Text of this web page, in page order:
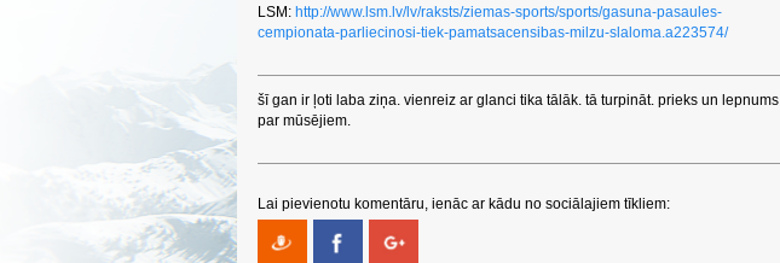
LSM: http://www.lsm.lv/lv/raksts/ziemas-sports/sports/gasuna-pasaules-
cempionata-parliecinosi-tiek-pamatsacensibas-milzu-slaloma.a223574/
šī gan ir ļoti laba ziņa. vienreiz ar glanci tika tālāk. tā turpināt. prieks un lepnums
par mūsējiem.
Lai pievienotu komentāru, ienāc ar kādu no sociālajiem tīkliem: